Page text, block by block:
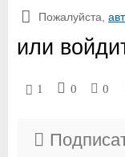
Пожалуйста,
или
1 0 0